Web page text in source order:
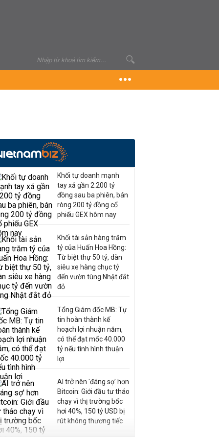
Khối tự doanh mạnh
tay xả gần 2.200 tỷ
đồng sau ba phiên, bán
ròng 200 tỷ đồng cổ
phiếu GEX hôm nay
Khối tài sản hàng trăm
tỷ của Huấn Hoa Hồng:
Từ biệt thự 50 tỷ, dàn
siêu xe hàng chục tỷ
đến vườn tùng Nhật đắt
đỏ
Tổng Giám đốc MB: Tự
tin hoàn thành kế
hoạch lợi nhuận năm,
có thể đạt mốc 40.000
tỷ nếu tình hình thuận
lợi
AI trở nên 'đáng sợ' hơn
Bitcoin: Giới đầu tư tháo
chạy vì thị trường bốc
hơi 40%, 150 tỷ USD bị
rút không thương tiếc